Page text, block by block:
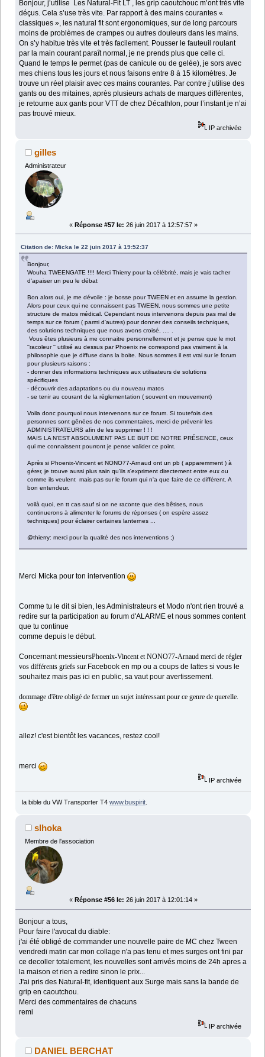
Bonjour, j’utilise Les Natural-Fit LT , les grip caoutchouc m’ont très vite
déçus. Cela s’use très vite. Par rapport à des mains courantes «
classiques », les natural fit sont ergonomiques, sur de long parcours
moins de problèmes de crampes ou autres douleurs dans les mains.
On s’y habitue très vite et très facilement. Pousser le fauteuil roulant
par la main courant paraît normal, je ne prends plus que celle ci.
Quand le temps le permet (pas de canicule ou de gelée), je sors avec
mes chiens tous les jours et nous faisons entre 8 à 15 kilomètres. Je
trouve un réel plaisir avec ces mains courantes. Par contre j’utilise des
gants ou des mitaines, après plusieurs achats de marques différentes,
je retourne aux gants pour VTT de chez Décathlon, pour l’instant je n’ai
pas trouvé mieux.
IP archivée
gilles
Administrateur
« Réponse #57 le: 26 juin 2017 à 12:57:57 »
Citation de: Micka le 22 juin 2017 à 19:52:37
Bonjour,
Wouha TWEENGATE !!!! Merci Thierry pour la célébrité, mais je vais tacher
d'apaiser un peu le débat
Bon alors oui, je me dévoile : je bosse pour TWEEN et en assume la gestion.
Alors pour ceux qui ne connaissent pas TWEEN, nous sommes une petite
structure de matos médical. Cependant nous intervenons depuis pas mal de
temps sur ce forum ( parmi d'autres) pour donner des conseils techniques,
des solutions techniques que nous avons croisé, .... .
Vous êtes plusieurs à me connaitre personnellement et je pense que le mot
''racoleur '' utilisé au dessus par Phoenix ne correspond pas vraiment à la
philosophie que je diffuse dans la boite. Nous sommes il est vrai sur le forum
pour plusieurs raisons :
- donner des informations techniques aux utilisateurs de solutions
spécifiques
- découvrir des adaptations ou du nouveau matos
- se tenir au courant de la réglementation ( souvent en mouvement)
Voila donc pourquoi nous intervenons sur ce forum. Si toutefois des
personnes sont gênées de nos commentaires, merci de prévenir les
ADMINISTRATEURS afin de les supprimer ! ! !
MAIS LA N'EST ABSOLUMENT PAS LE BUT DE NOTRE PRÉSENCE, ceux
qui me connaissent pourront je pense valider ce point.
Après si Phoenix-Vincent et NONO77-Arnaud ont un pb ( apparemment ) à
gérer, je trouve aussi plus sain qu'ils s'expriment directement entre eux ou
comme ils veulent mais pas sur le forum qui n'a que faire de ce différent. A
bon entendeur.
voilà quoi, en tt cas sauf si on ne raconte que des bêtises, nous
continuerons à alimenter le forums de réponses ( on espère assez
techniques) pour éclairer certaines lanternes ...
@thierry: merci pour la qualité des nos interventions ;)
Merci Micka pour ton intervention
Comme tu le dit si bien, les Administrateurs et Modo n'ont rien trouvé a
redire sur ta participation au forum d'ALARME et nous sommes content
que tu continue
comme depuis le début.
Concernant messieursPhoenix-Vincent et NONO77-Arnaud merci de régler
vos différents griefs sur Facebook en mp ou a coups de lattes si vous le
souhaitez mais pas ici en public, sa vaut pour avertissement.
dommage d'être obligé de fermer un sujet intéressant pour ce genre de querelle.
allez! c'est bientôt les vacances, restez cool!
merci
IP archivée
la bible du VW Transporter T4 www.buspirit.
slhoka
Membre de l'association
« Réponse #56 le: 26 juin 2017 à 12:01:14 »
Bonjour a tous,
Pour faire l'avocat du diable:
j'ai été obligé de commander une nouvelle paire de MC chez Tween
vendredi matin car mon collage n'a pas tenu et mes surges ont fini par
ce decoller totalement, les nouvelles sont arrivés moins de 24h apres a
la maison et rien a redire sinon le prix...
J'ai pris des Natural-fit, identiquent aux Surge mais sans la bande de
grip en caoutchou.
Merci des commentaires de chacuns
remi
IP archivée
DANIEL BERCHAT